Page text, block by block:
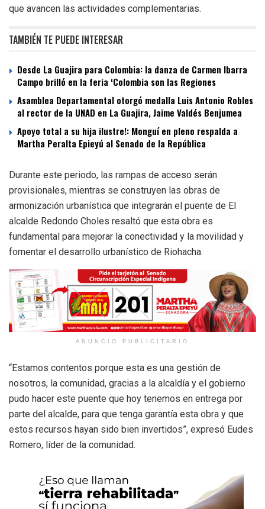
que avancen las actividades complementarias.
TAMBIÉN TE PUEDE INTERESAR
Desde La Guajira para Colombia: la danza de Carmen Ibarra
Campo brilló en la feria ‘Colombia son las Regiones
Asamblea Departamental otorgó medalla Luis Antonio Robles
al rector de la UNAD en La Guajira, Jaime Valdés Benjumea
Apoyo total a su hija ilustre!: Monguí en pleno respalda a
Martha Peralta Epieyú al Senado de la República
Durante este periodo, las rampas de acceso serán
provisionales, mientras se construyen las obras de
armonización urbanística que integrarán el puente de El
alcalde Redondo Choles resaltó que esta obra es
fundamental para mejorar la conectividad y la movilidad y
fomentar el desarrollo urbanístico de Riohacha.
ANUNCIO PUBLICITARIO
“Estamos contentos porque esta es una gestión de
nosotros, la comunidad, gracias a la alcaldía y el gobierno
pudo hacer este puente que hoy tenemos en entrega por
parte del alcalde, para que tenga garantía esta obra y que
estos recursos hayan sido bien invertidos”, expresó Eudes
Romero, líder de la comunidad.